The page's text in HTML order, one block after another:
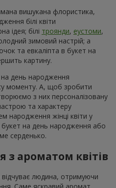
вишукана флористика,
білі квіти
ідея; білі троянди, еустоми,
зимовий настрій; а
та евкаліпта в букет на
картину.
на день народження
моменту. А, щоб зробити
з них персоналізовану
та характеру
народження жінці квіти у
букет на день народження або
серденько.
ароматом квітів
людина, отримуючи